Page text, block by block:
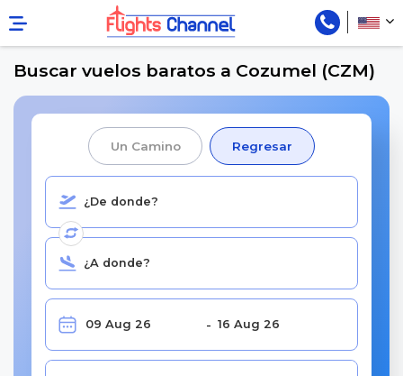
Buscar vuelos baratos a Cozumel (CZM)
Un Camino Regresar